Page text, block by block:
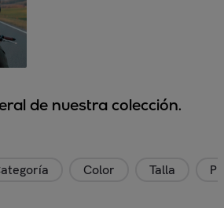
de nuestra colección.
Color Talla